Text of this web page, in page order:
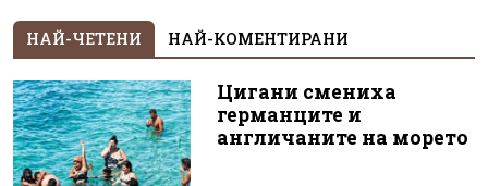
НАЙ-ЧЕТЕНИ НАЙ-КОМЕНТИРАНИ
Цигани смениха
германците и
англичаните на морето